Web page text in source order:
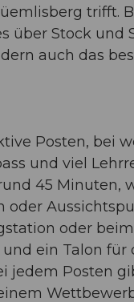
trifft.
Stock und
auch das
Posten, bei
und viel
45 Minuten,
oder
oder
ein Talon
jedem Posten